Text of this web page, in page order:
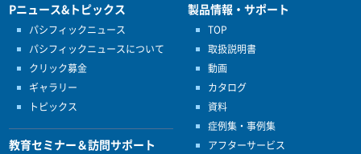
Pニュース&トピックス
パシフィックニュース
パシフィックニュースについて
クリック募金
ギャラリー
トピックス
教育セミナー＆訪問サポート
製品情報・サポート
TOP
取扱説明書
動画
カタログ
資料
症例集・事例集
アフターサービス